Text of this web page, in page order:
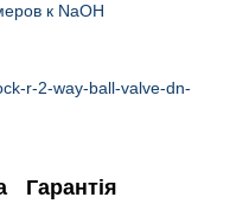
к NaOH
r-2-way-ball-valve-dn-
Гарантія